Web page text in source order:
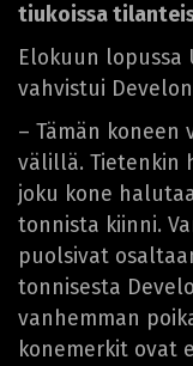
tiukoissa
Elokuun lopussa
vahvistui
– Tämän
välillä. Tietenkin
joku kone
tonnista kiinni.
puolsivat
tonnisesta
vanhemman
konemerkit ovat